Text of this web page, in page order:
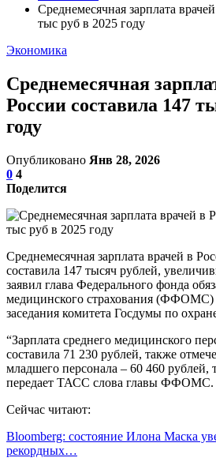
Среднемесячная зарплата
тыс руб в 2025 году
Экономика
Среднемесячная
России составила 147
году
Опубликовано Янв 28, 2026
0 4
Поделится
Среднемесячная зарплата врачей в
составила 147 тысяч рублей,
заявил глава Федерального фонда
медицинского страхования (ФФОМС)
заседания комитета Госдумы по
“Зарплата среднего медицинского
составила 71 230 рублей, также
младшего персонала – 60 460 рублей,
передает ТАСС слова главы ФФОМС.
Сейчас читают:
Bloomberg: состояние Илона Маска
рекордных…